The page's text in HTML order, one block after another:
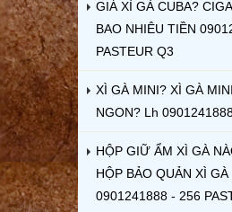
GIÁ XÌ GÀ CUBA?
BAO NHIÊU TIỀN
PASTEUR Q3
XÌ GÀ MINI? XÌ GÀ
NGON? Lh
HỘP GIỮ ẨM XÌ GÀ
HỘP BẢO QUẢN XÌ
0901241888 - 256